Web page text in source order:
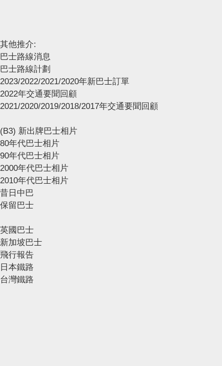
其他推介:
巴士路線消息
巴士路線計劃
2023/2022/2021/2020年新巴士訂單
2022年交通要聞回顧
2021/2020/2019/2018/2017年交通要聞回顧
(B3) 新出牌巴士相片
80年代巴士相片
90年代巴士相片
2000年代巴士相片
2010年代巴士相片
昔日中巴
保留巴士
英國巴士
新加坡巴士
飛行報告
日本鐵路
台灣鐵路